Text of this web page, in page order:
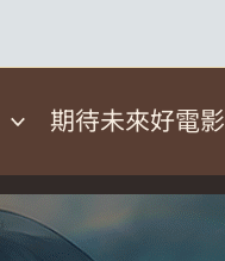
期待未來好電影